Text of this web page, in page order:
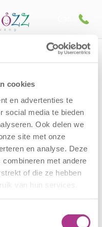
cookies
en advertenties te
social media te bieden
Ook delen we
site met onze
en analyse. Deze
met andere
of die ze hebben
van hun services.
144300